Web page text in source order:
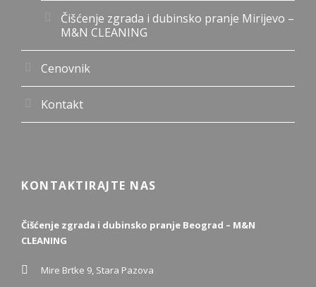
Čišćenje zgrada i dubinsko pranje Mirijevo –
M&N CLEANING
Cenovnik
Kontakt
KONTAKTIRAJTE NAS
Čišćenje zgrada i dubinsko pranje Beograd – M&N
CLEANING
Mire Brtke 9, Stara Pazova